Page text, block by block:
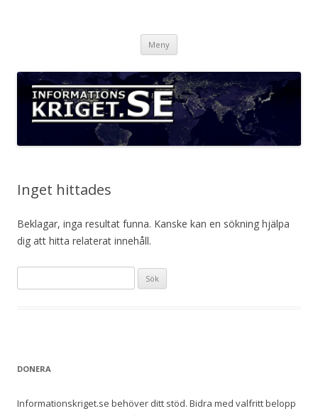
Meny
Inget hittades
Beklagar, inga resultat funna. Kanske kan en sökning hjälpa
dig att hitta relaterat innehåll.
efter:
DONERA
Informationskriget.se behöver ditt stöd. Bidra med valfritt belopp